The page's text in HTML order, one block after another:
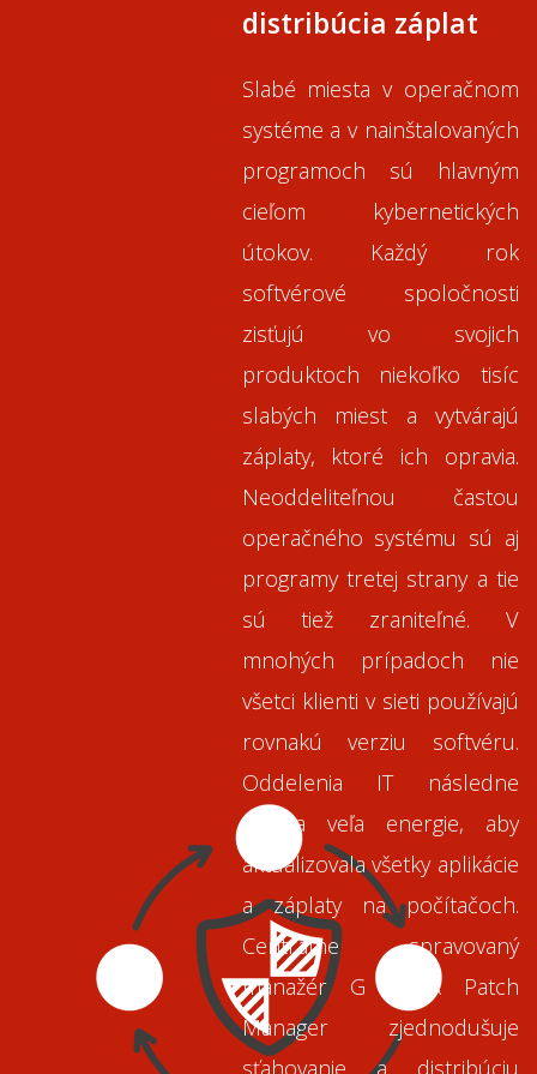
distribúcia záplat
Slabé miesta v operačnom
systéme a v nainštalovaných
programoch sú hlavným
cieľom kybernetických
útokov. Každý rok
softvérové spoločnosti
zisťujú vo svojich
produktoch niekoľko tisíc
slabých miest a vytvárajú
záplaty, ktoré ich opravia.
Neoddeliteľnou častou
operačného systému sú aj
programy tretej strany a tie
sú tiež zraniteľné. V
mnohých prípadoch nie
všetci klienti v sieti používajú
rovnakú verziu softvéru.
Oddelenia IT následne
vydáva veľa energie, aby
aktualizovala všetky aplikácie
a záplaty na počítačoch.
Centrálne spravovaný
manažér G DATA Patch
Manager zjednodušuje
sťahovanie a distribúciu